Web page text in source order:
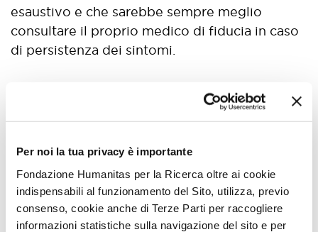
Per noi la tua privacy è importante
Fondazione Humanitas per la Ricerca oltre ai cookie
indispensabili al funzionamento del Sito, utilizza, previo
consenso, cookie anche di Terze Parti per raccogliere
informazioni statistiche sulla navigazione del sito e per
esaustivo e che sarebbe sempre meglio
consultare il proprio medico di fiducia in caso
di persistenza dei sintomi.
Quali sono i rimedi
contro il gonfiore dello
scroto?
Per alleviare il dolore testicolare bisogna
chiedere consiglio al medico di famiglia o un